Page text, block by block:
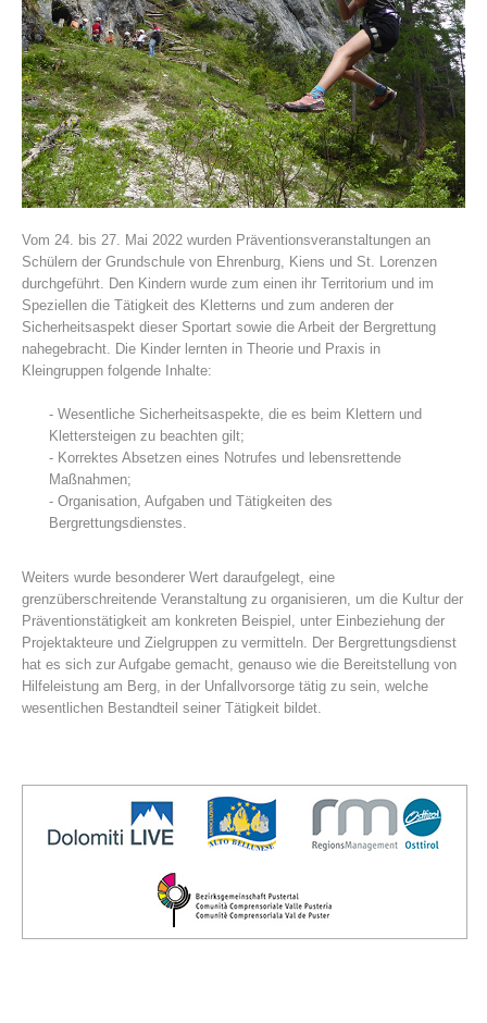
Histoire de l'association
Centres de secours
Vom 24. bis 27. Mai 2022 wurden Präventionsveranstaltungen an
Schülern der Grundschule von Ehrenburg, Kiens und St. Lorenzen
durchgeführt. Den Kindern wurde zum einen ihr Territorium und im
Speziellen die Tätigkeit des Kletterns und zum anderen der
Sicherheitsaspekt dieser Sportart sowie die Arbeit der Bergrettung
nahegebracht. Die Kinder lernten in Theorie und Praxis in
Kleingruppen folgende Inhalte:
- Wesentliche Sicherheitsaspekte, die es beim Klettern und
Klettersteigen zu beachten gilt;
- Korrektes Absetzen eines Notrufes und lebensrettende
Maßnahmen;
- Organisation, Aufgaben und Tätigkeiten des
Bergrettungsdienstes.
Weiters wurde besonderer Wert daraufgelegt, eine
grenzüberschreitende Veranstaltung zu organisieren, um die Kultur der
Präventionstätigkeit am konkreten Beispiel, unter Einbeziehung der
Projektakteure und Zielgruppen zu vermitteln. Der Bergrettungsdienst
hat es sich zur Aufgabe gemacht, genauso wie die Bereitstellung von
Hilfeleistung am Berg, in der Unfallvorsorge tätig zu sein, welche
wesentlichen Bestandteil seiner Tätigkeit bildet.